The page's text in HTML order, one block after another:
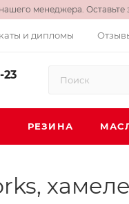
менеджера.
и дипломы
23
РЕЗИНА